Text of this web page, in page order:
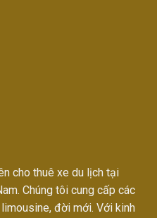
cho thuê xe du lịch tại
Chúng tôi cung cấp các
đời mới. Với kinh